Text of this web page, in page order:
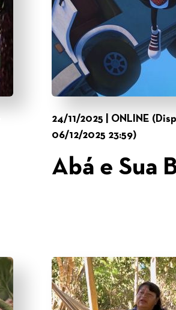
24/11/2025 | ONLINE
06/12/2025 23:59)
Abá e Sua